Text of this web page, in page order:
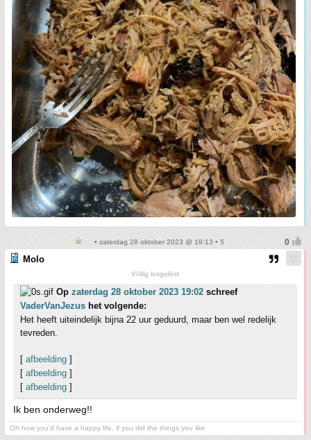
• zaterdag 28 oktober 2023 @ 19:13 • 5
Molo
Völlig losgelöst
Op zaterdag 28 oktober 2023 19:02 schreef
VaderVanJezus het volgende:
Het heeft uiteindelijk bijna 22 uur geduurd, maar ben wel redelijk
tevreden.
[ afbeelding ]
[ afbeelding ]
[ afbeelding ]
Ik ben onderweg!!
Oh how you'd have a happy life, if you did the things you like